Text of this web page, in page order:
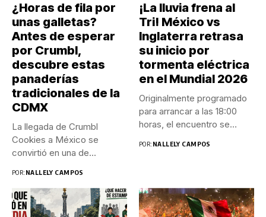
¿Horas de fila por
unas galletas?
Antes de esperar
por Crumbl,
descubre estas
panaderías
tradicionales de la
CDMX
La llegada de Crumbl
Cookies a México se
convirtió en una de...
POR:NALLELY CAMPOS
¡La lluvia frena al
Tri! México vs
Inglaterra retrasa
su inicio por
tormenta eléctrica
en el Mundial 2026
Originalmente programado
para arrancar a las 18:00
horas, el encuentro se
POR:NALLELY CAMPOS